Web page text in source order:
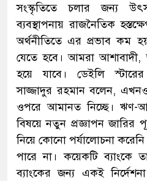
সংস্কৃতিতে চলার জন্য
ব্যবস্থাপনায় রাজনৈতিক
অর্থনীতিতে এর প্রভাব কম
যেতে হবে। আমরা
হয়ে যাবে। ডেইলি
সাজ্জাদুর রহমান বলেন,
ওপরে আমানত নিচ্ছে।
বিষয়ে নতুন প্রজ্ঞাপন জারির
নিয়ে কোনো পর্যালোচনা
পারে না। কয়েকটি ব্যাংকে
ব্যাংকের জন্য একই